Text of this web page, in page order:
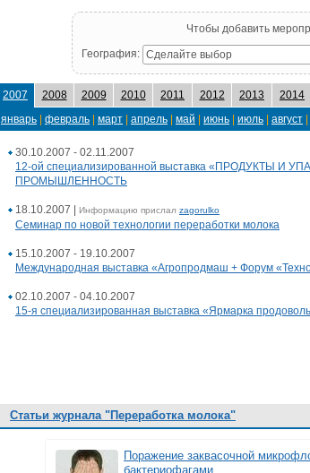
Чтобы добавить
География: Сделайте выбор
2007 2008 2009 2010 2011 2012 2013 2014
январь
февраль март апрель май июнь июль август
30.10.2007 - 02.11.2007
12-ой специализированной выставка «ПРОДУКТЫ И
ПРОМЫШЛЕННОСТЬ
18.10.2007 Информацию прислал zagorulko
Cеминар по новой технологии переработки молока
15.10.2007 - 19.10.2007
Международная выставка «Агропродмаш + Форум
02.10.2007 - 04.10.2007
15-я специализированная выставка «Ярмарка
Статьи журнала "Переработка молока"
Поражение заквасочной
бактериофагами